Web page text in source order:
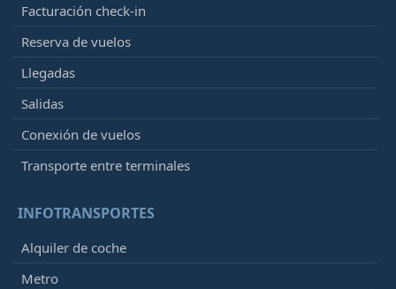
Facturación check-in
Reserva de vuelos
Llegadas
Salidas
Conexión de vuelos
Transporte entre terminales
INFOTRANSPORTES
Alquiler de coche
Metro